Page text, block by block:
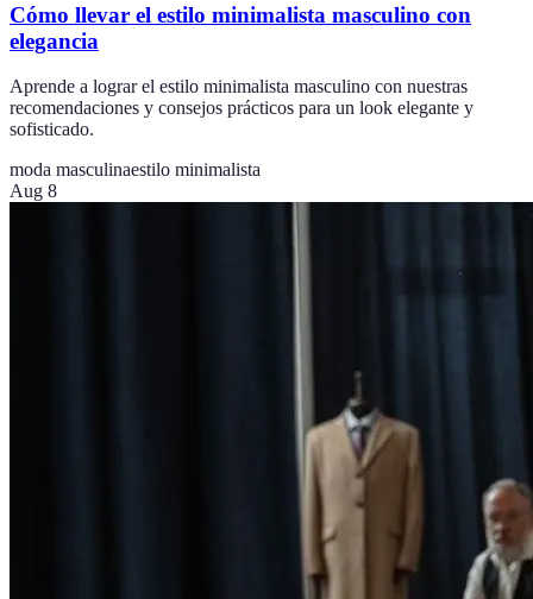
Cómo llevar el estilo minimalista masculino con
elegancia
Aprende a lograr el estilo minimalista masculino con nuestras
recomendaciones y consejos prácticos para un look elegante y
sofisticado.
moda masculinaestilo minimalista
Aug 8